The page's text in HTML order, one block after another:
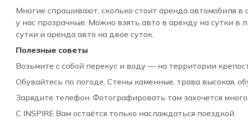
Многие спрашивают, сколько стоит аренда автомобиля
у нас прозрачные. Можно взять авто в аренду на сутки в
сутки и аренда авто на двое суток.
Полезные советы
Возьмите с собой перекус и воду — на территории
Обувайтесь по погоде. Стены каменные, трава высокая,
Зарядите телефон. Фотографировать там захочется много.
С INSPIRE Вам остаётся только наслаждаться поездкой.